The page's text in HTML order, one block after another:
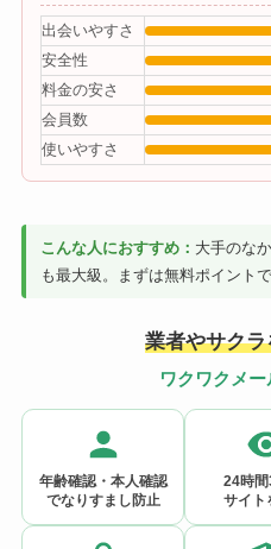
出会いやすさ
安全性
料金の安さ
会員数
使いやすさ
こんな人におすすめ： 大手のな
も最大級。まずは無料ポイント
業者やサク
ワクワクメ
年齢確認・本人確認
でなりすまし防止
24時間
サイト